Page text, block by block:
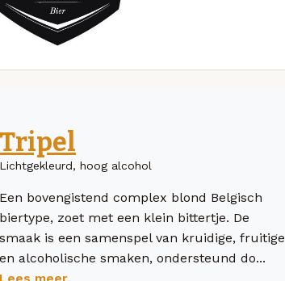
Tripel
Lichtgekleurd, hoog alcohol
Een bovengistend complex blond Belgisch
biertype, zoet met een klein bittertje. De
smaak is een samenspel van kruidige, fruitige
en alcoholische smaken, ondersteund do...